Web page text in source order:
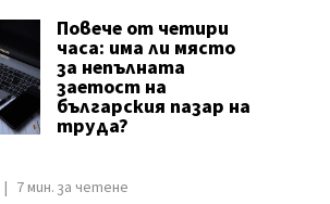
Повече от четири
часа: има ли място
за непълната
заетост на
българския пазар на
труда?
7 мин. за четене